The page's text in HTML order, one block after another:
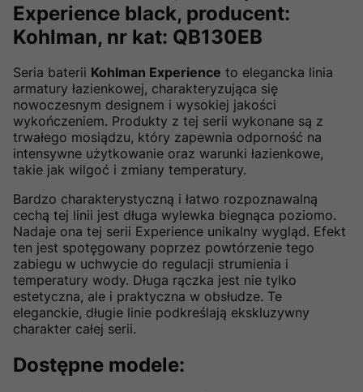
Experience black, producent:
Kohlman, nr kat: QB130EB
Seria baterii Kohlman Experience to elegancka linia
armatury łazienkowej, charakteryzująca się
nowoczesnym designem i wysokiej jakości
wykończeniem. Produkty z tej serii wykonane są z
trwałego mosiądzu, który zapewnia odporność na
intensywne użytkowanie oraz warunki łazienkowe,
takie jak wilgoć i zmiany temperatury.
Bardzo charakterystyczną i łatwo rozpoznawalną
cechą tej linii jest długa wylewka biegnąca poziomo.
Nadaje ona tej serii Experience unikalny wygląd. Efekt
ten jest spotęgowany poprzez powtórzenie tego
zabiegu w uchwycie do regulacji strumienia i
temperatury wody. Długa rączka jest nie tylko
estetyczna, ale i praktyczna w obsłudze. Te
eleganckie, długie linie podkreślają ekskluzywny
charakter całej serii.
Dostępne modele: